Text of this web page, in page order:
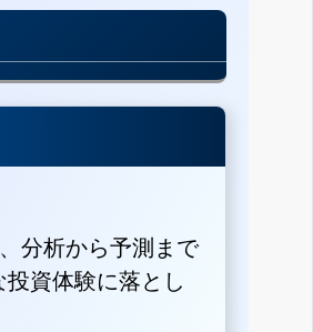
分析から予測まで
資体験に落とし